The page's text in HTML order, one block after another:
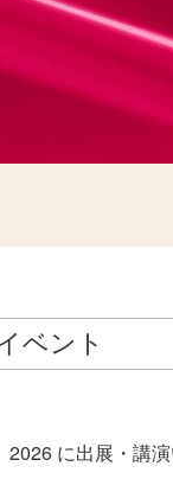
ベント
に出展・講